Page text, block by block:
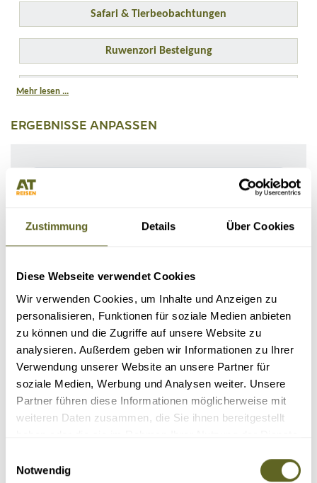
Zustimmung Details Über Cookies
Diese Webseite verwendet Cookies
Wir verwenden Cookies, um Inhalte und Anzeigen zu
personalisieren, Funktionen für soziale Medien anbieten
zu können und die Zugriffe auf unsere Website zu
analysieren. Außerdem geben wir Informationen zu Ihrer
Verwendung unserer Website an unsere Partner für
soziale Medien, Werbung und Analysen weiter. Unsere
Partner führen diese Informationen möglicherweise mit
weiteren Daten zusammen, die Sie ihnen bereitgestellt
Notwendig
Afrikas erkunden. Wir bieten zahlreiche
Gorilla Trekking Reisen
bei denen Sie den großen Primaten ganz nahe kommen. Außerdem können Sie
Landes näher erkunden und noch tiefer in die Tierwelt des Landes eintauchen.
Lassen Sie sich von diesem einzigartigen Land im Osten Afrikas begeistern!
Safari & Tierbeobachtungen
Ruwenzori Besteigung
Individualreisen
Mehr lesen ...
ERGEBNISSE ANPASSEN
Reisedauer Tage:
Schwierigkeitsgrad: